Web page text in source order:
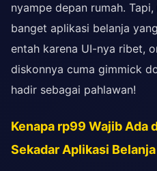
nyampe depan rumah.
banget aplikasi belanja
entah karena UI-nya ribet,
diskonnya cuma gimmick
hadir sebagai pahlawan!
Kenapa rp99 Wajib Ada
Sekadar Aplikasi